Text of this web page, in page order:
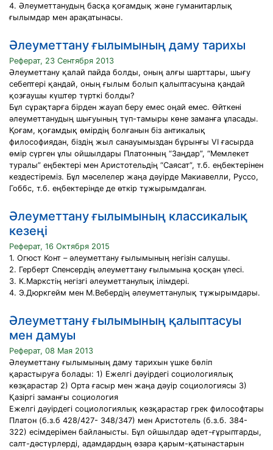
4. Әлеуметтанудың басқа қоғамдық және гуманитарлық
ғылымдар мен арақатынасы.
Әлеуметтану ғылымының даму тарихы
Реферат, 23 Сентября 2013
Әлеуметтану қалай пайда болды, оның алғы шарттары, шығу
себептері қандай, оның ғылым болып қалыптасуына қандай
қозғаушы күштер түрткі болды?
Бұл сұрақтарға бірден жауап беру емес оңай емес. Өйткені
әлеуметтанудың шығуының түп-тамыры көне заманға ұласады.
Қоғам, қоғамдық өмірдің болғанын біз антикалық
философиядан, біздің жыл санауымыздан бұрынғы VI ғасырда
өмір сүрген ұлы ойшылдары Платонның “Заңдар”, “Мемлекет
туралы” еңбектері мен Аристотельдің “Саясат”, т.б. еңбектерінен
кездестіреміз. Бұл мәселелер жаңа дәуірде Макиавелли, Руссо,
Гоббс, т.б. еңбектерінде де өткір тұжырымдалған.
Әлеуметтану ғылымының классикалық
кезеңі
Реферат, 16 Октября 2015
1. Огюст Конт – әлеуметтану ғылымының негізін салушы.
2. Герберт Спенсердің әлеуметтану ғылымына қосқан үлесі.
3. К.Маркстің негізгі әлеуметтанулық ілімдері.
4. Э.Дюркгейм мен М.Вебердің әлеуметтанулық тұжырымдары.
Әлеуметтану ғылымының қалыптасуы
мен дамуы
Реферат, 08 Мая 2013
Әлеуметтану ғылымының даму тарихын үшке бөліп
қарастыруға болады: 1) Ежелгі дәуірдегі социологиялық
көзқарастар 2) Орта ғасыр мен жаңа дәуiр социологиясы 3)
Қазіргi заманғы социология
Ежелгі дәуірдегi социологиялық көзқарастар грек философтары
Платон (б.з.б 428/427- 348/347) мен Аристотель (б.з.б. 384-
322) есiмдерiмен байланысты. Бұл ойшылдар әдет-ғұрыптарды,
салт-дәстүрлердi, адамдардың өзара қарым-қатынастарын